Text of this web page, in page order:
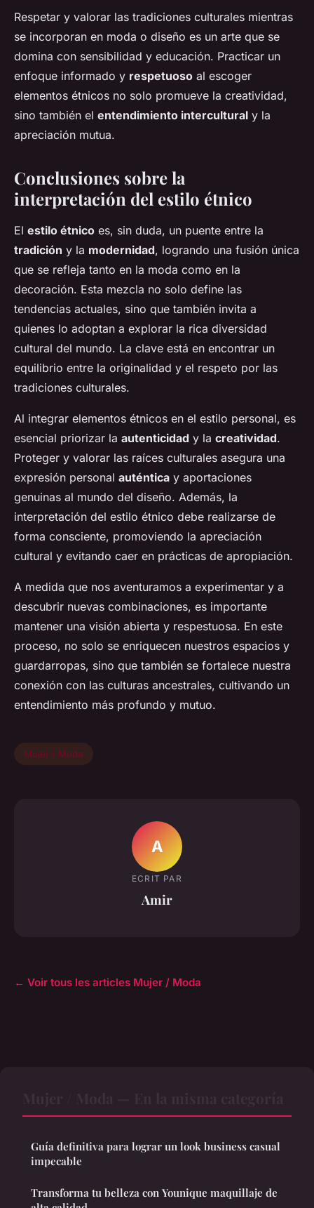
Respetar y valorar las tradiciones culturales mientras
se incorporan en moda o diseño es un arte que se
domina con sensibilidad y educación. Practicar un
enfoque informado y respetuoso al escoger
elementos étnicos no solo promueve la creatividad,
sino también el entendimiento intercultural y la
apreciación mutua.
Conclusiones sobre la
interpretación del estilo étnico
El estilo étnico es, sin duda, un puente entre la
tradición y la modernidad, logrando una fusión única
que se refleja tanto en la moda como en la
decoración. Esta mezcla no solo define las
tendencias actuales, sino que también invita a
quienes lo adoptan a explorar la rica diversidad
cultural del mundo. La clave está en encontrar un
equilibrio entre la originalidad y el respeto por las
tradiciones culturales.
Al integrar elementos étnicos en el estilo personal, es
esencial priorizar la autenticidad y la creatividad.
Proteger y valorar las raíces culturales asegura una
expresión personal auténtica y aportaciones
genuinas al mundo del diseño. Además, la
interpretación del estilo étnico debe realizarse de
forma consciente, promoviendo la apreciación
cultural y evitando caer en prácticas de apropiación.
A medida que nos aventuramos a experimentar y a
descubrir nuevas combinaciones, es importante
mantener una visión abierta y respestuosa. En este
proceso, no solo se enriquecen nuestros espacios y
guardarropas, sino que también se fortalece nuestra
conexión con las culturas ancestrales, cultivando un
entendimiento más profundo y mutuo.
Mujer / Moda
A
ECRIT PAR
Amir
← Voir tous les articles Mujer / Moda
Guía definitiva para lograr un look business casual
impecable
Transforma tu belleza con Younique maquillaje de